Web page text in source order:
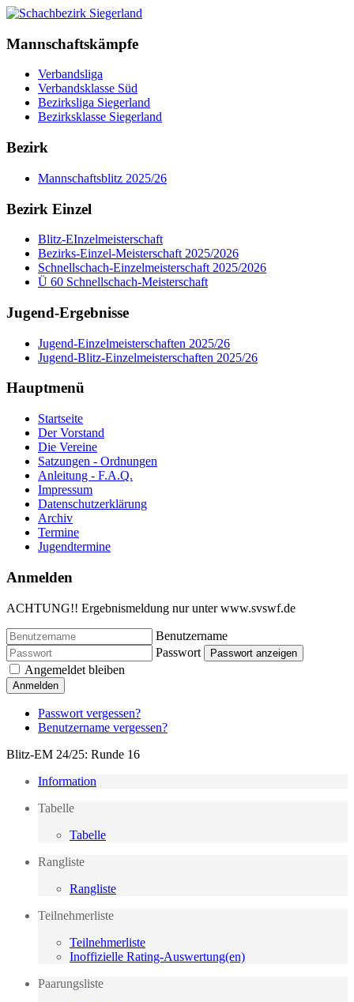
Mannschaftskämpfe
Verbandsliga
Verbandsklasse Süd
Bezirksliga Siegerland
Bezirksklasse Siegerland
Bezirk
Mannschaftsblitz 2025/26
Bezirk Einzel
Blitz-EInzelmeisterschaft
Bezirks-Einzel-Meisterschaft 2025/2026
Schnellschach-Einzelmeisterschaft 2025/2026
Ü 60 Schnellschach-Meisterschaft
Jugend-Ergebnisse
Jugend-Einzelmeisterschaften 2025/26
Jugend-Blitz-Einzelmeisterschaften 2025/26
Hauptmenü
Startseite
Der Vorstand
Die Vereine
Satzungen - Ordnungen
Anleitung - F.A.Q.
Impressum
Datenschutzerklärung
Archiv
Termine
Jugendtermine
Anmelden
ACHTUNG!! Ergebnismeldung nur unter www.svswf.de
Benutzername
Passwort
Passwort anzeigen
Angemeldet bleiben
Anmelden
Passwort vergessen?
Benutzername vergessen?
Blitz-EM 24/25: Runde 16
Information
Tabelle
Tabelle
Rangliste
Rangliste
Teilnehmerliste
Teilnehmerliste
Inoffizielle Rating-Auswertung(en)
Paarungsliste